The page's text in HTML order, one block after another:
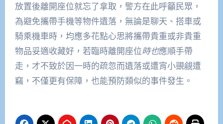
放置後離開座位就忘了拿取，警方在此呼籲民眾，
為避免攜帶手機等物件遺落，無論是聊天、搭車或
騎乘機車時，均應多花點心思將攜帶貴重或非貴重
物品妥適收藏好，若臨時離開座位時也應順手帶
走，才不致於因一時的疏忽而遺落或遭宵小覬覦遭
竊，不僅更有保障，也能預防類似的事件發生。